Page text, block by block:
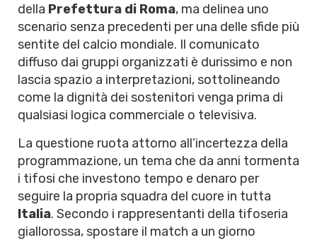
della Prefettura di Roma, ma delinea uno
scenario senza precedenti per una delle sfide più
sentite del calcio mondiale. Il comunicato
diffuso dai gruppi organizzati è durissimo e non
lascia spazio a interpretazioni, sottolineando
come la dignità dei sostenitori venga prima di
qualsiasi logica commerciale o televisiva.
La questione ruota attorno all’incertezza della
programmazione, un tema che da anni tormenta
i tifosi che investono tempo e denaro per
seguire la propria squadra del cuore in tutta
Italia. Secondo i rappresentanti della tifoseria
giallorossa, spostare il match a un giorno